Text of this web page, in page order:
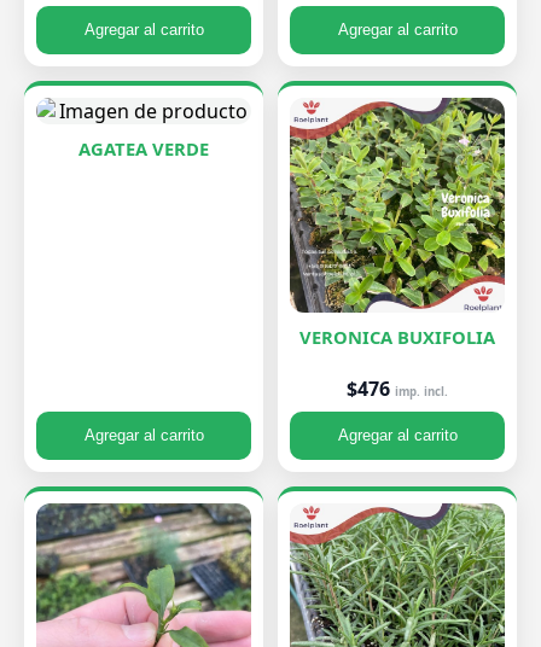
Agregar al carrito Agregar al carrito
AGATEA VERDE
Agregar al carrito
VERONICA BUXIFOLIA
$476 imp. incl.
Agregar al carrito